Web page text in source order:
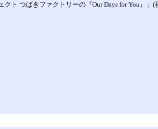
ト つばきファクトリーの『Our Days for You』」(